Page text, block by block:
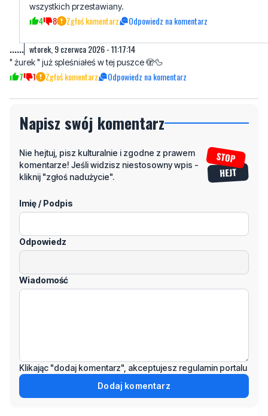
wszystkich przestawiany.
4 8 Zgłoś komentarz Odpowiedz na komentarz
...... wtorek, 9 czerwca 2026 - 11:17:14
" żurek " już spleśniałeś w tej puszce 🫣🦆
7 1 Zgłoś komentarz Odpowiedz na komentarz
Napisz swój komentarz
Nie hejtuj, pisz kulturalnie i zgodne z prawem
komentarze! Jeśli widzisz niestosowny wpis -
kliknij "zgłoś nadużycie".
Imię / Podpis
Odpowiedz
Wiadomość
Klikając "dodaj komentarz", akceptujesz regulamin portalu
Dodaj komentarz